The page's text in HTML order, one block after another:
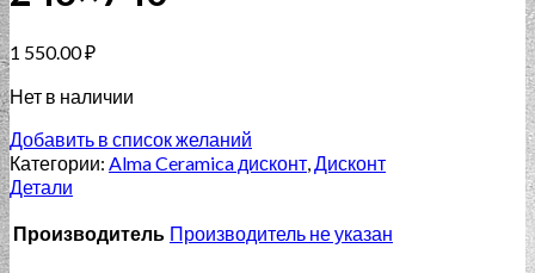
1 550.00₽
Нет в наличии
Добавить в список желаний
Категории: Alma Ceramica дисконт,Дисконт
Детали
Производитель Производитель не указан